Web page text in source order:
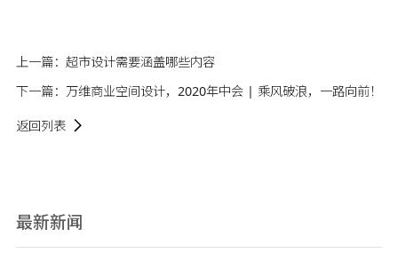
上一篇： 超市设计需要涵盖哪些内容
下一篇： 万维商业空间设计，2020年中会 | 乘风破浪，一路向前！
返回列表
最新新闻